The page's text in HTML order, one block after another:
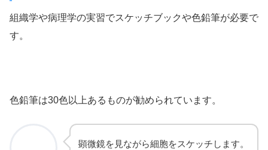
組織学や病理学の実習でスケッチブックや色鉛筆が必要で
す。
色鉛筆は30色以上あるものが勧められています。
顕微鏡を見ながら細胞をスケッチします。